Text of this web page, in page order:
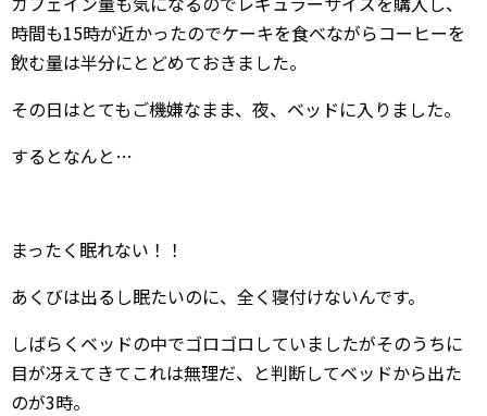
時間も15時が近かったのでケーキを食べながらコーヒーを
飲む量は半分にとどめておきました。
その日はとてもご機嫌なまま、夜、ベッドに入りました。
するとなんと…
まったく眠れない！！
あくびは出るし眠たいのに、全く寝付けないんです。
しばらくベッドの中でゴロゴロしていましたがそのうちに
目が冴えてきてこれは無理だ、と判断してベッドから出た
のが3時。